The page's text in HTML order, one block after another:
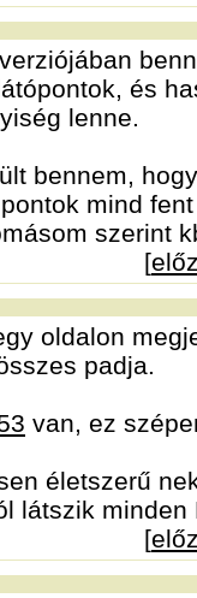
és
lenne.
bennem,
mind
szerint
[
oldalon
padja.
van, ez
életszerű
látszik minden
[